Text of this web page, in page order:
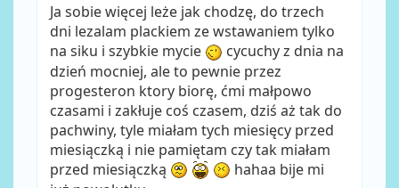
Ja sobie więcej leże jak chodzę, do trzech
dni lezalam plackiem ze wstawaniem tylko
na siku i szybkie mycie
cycuchy z dnia na
dzień mocniej, ale to pewnie przez
progesteron ktory biorę, ćmi małpowo
czasami i zakłuje coś czasem, dziś aż tak do
pachwiny, tyle miałam tych miesięcy przed
miesiączką i nie pamiętam czy tak miałam
przed miesiączką
hahaa bije mi